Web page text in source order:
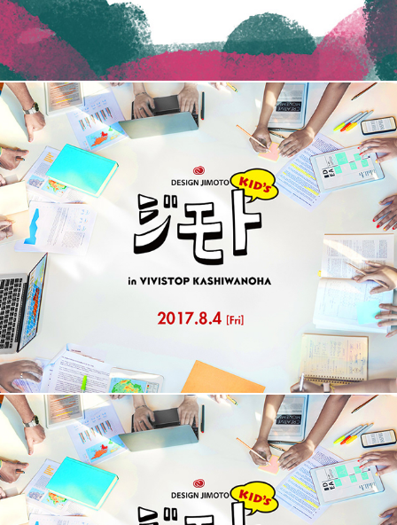
KIDS DESIGN JIMOTO (8/4) in VIVISTOP KASHIWANOHA